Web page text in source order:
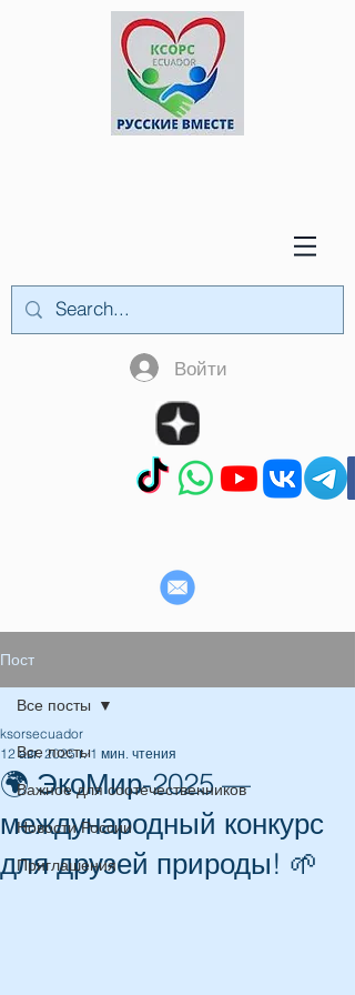
Войти
Пост
Все посты
Важное для соотечественников
Новости России
Приглашения
Все посты
🌍 ЭкоМир-2025 —
международный конкурс
для друзей природы! 🌱
ksorsecuador
12 авг. 2025 г. 1 мин. чтения